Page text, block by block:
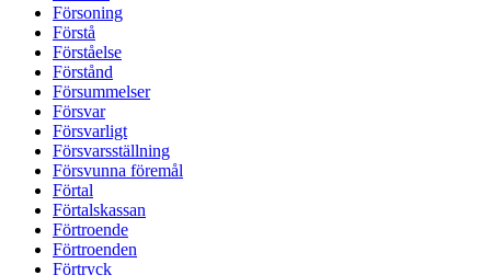
Försoning
Förstå
Förståelse
Förstånd
Försummelser
Försvar
Försvarligt
Försvarsställning
Försvunna föremål
Förtal
Förtalskassan
Förtroende
Förtroenden
Förtryck